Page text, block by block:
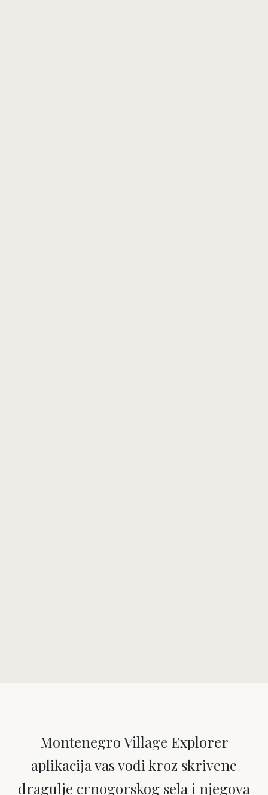
Montenegro Village Explorer
aplikacija vas vodi kroz skrivene
dragulje crnogorskog sela i njegova